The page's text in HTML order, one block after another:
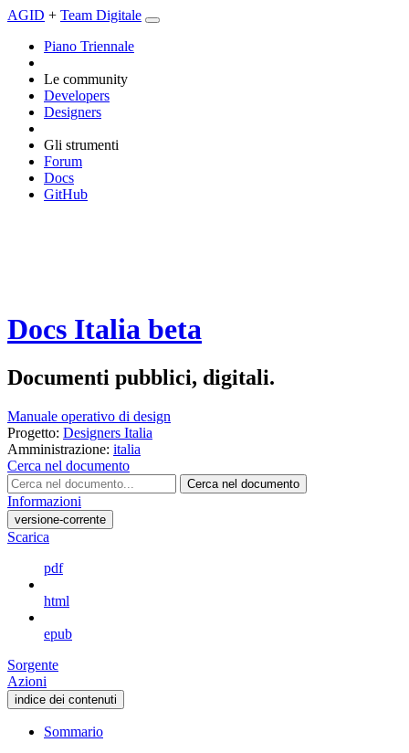
AGID + Team Digitale
Piano Triennale
Le community
Developers
Designers
Gli strumenti
Forum
Docs
GitHub
Docs Italia beta
Documenti pubblici, digitali.
Manuale operativo di design
Progetto: Designers Italia
Amministrazione: italia
Cerca nel documento
Cerca nel documento
Informazioni
versione-corrente
Scarica
pdf
html
epub
Sorgente
Azioni
indice dei contenuti
Sommario